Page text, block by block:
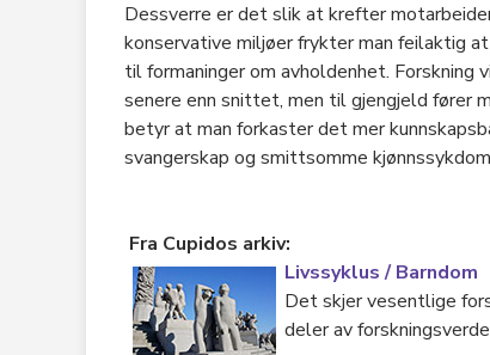
Dessverre er det slik at krefter
konservative miljøer frykter man feilaktig
til formaninger om avholdenhet.
senere enn snittet, men til gjengjeld fører
betyr at man forkaster det mer
svangerskap og smittsomme
Fra Cupidos arkiv:
Livssyklus / Barndom
Det skjer vesentlige
deler av